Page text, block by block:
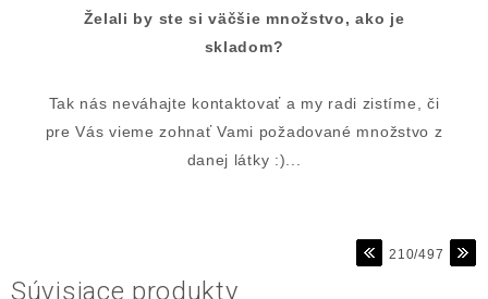
Želali by ste si väčšie množstvo, ako je
skladom?
Tak nás neváhajte kontaktovať a my radi zistíme, či
pre Vás vieme zohnať Vami požadované množstvo z
danej látky :)...
210/497
Súvisiace produkty